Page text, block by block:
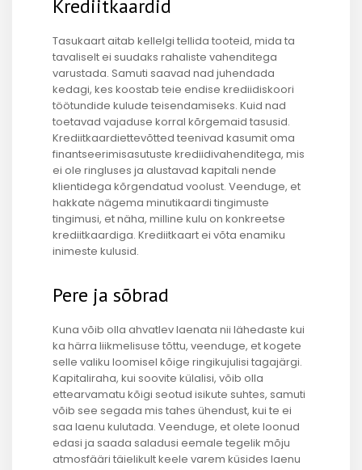
Krediitkaardid
Tasukaart aitab kellelgi tellida tooteid, mida ta
tavaliselt ei suudaks rahaliste vahenditega
varustada. Samuti saavad nad juhendada
kedagi, kes koostab teie endise krediidiskoori
töötundide kulude teisendamiseks. Kuid nad
toetavad vajaduse korral kõrgemaid tasusid.
Krediitkaardiettevõtted teenivad kasumit oma
finantseerimisasutuste krediidivahenditega, mis
ei ole ringluses ja alustavad kapitali nende
klientidega kõrgendatud voolust. Veenduge, et
hakkate nägema minutikaardi tingimuste
tingimusi, et näha, milline kulu on konkreetse
krediitkaardiga. Krediitkaart ei võta enamiku
inimeste kulusid.
Pere ja sõbrad
Kuna võib olla ahvatlev laenata nii lähedaste kui
ka härra liikmelisuse tõttu, veenduge, et kogete
selle valiku loomisel kõige ringikujulisi tagajärgi.
Kapitaliraha, kui soovite külalisi, võib olla
ettearvamatu kõigi seotud isikute suhtes, samuti
võib see segada mis tahes ühendust, kui te ei
saa laenu kulutada. Veenduge, et olete loonud
edasi ja saada saladusi eemale tegelik mõju
atmosfääri täielikult keele varem küsides laenu